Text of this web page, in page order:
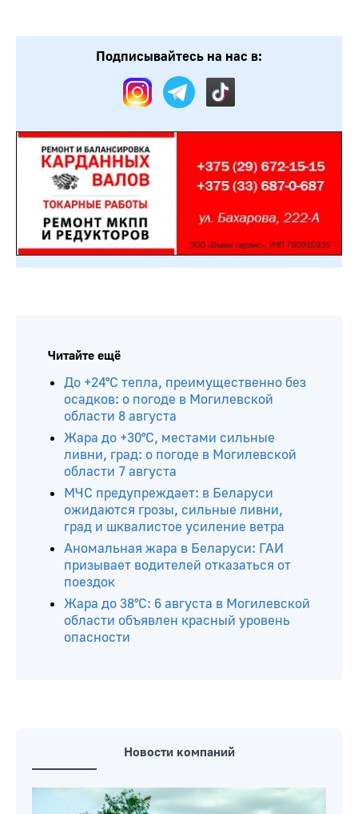
Подписывайтесь на нас в:
Читайте ещё
До +24°С тепла, преимущественно без
осадков: о погоде в Могилевской
области 8 августа
Жара до +30°С, местами сильные
ливни, град: о погоде в Могилевской
области 7 августа
МЧС предупреждает: в Беларуси
ожидаются грозы, сильные ливни,
град и шквалистое усиление ветра
Аномальная жара в Беларуси: ГАИ
призывает водителей отказаться от
поездок
Жара до 38°С: 6 августа в Могилевской
области объявлен красный уровень
опасности
Новости компаний